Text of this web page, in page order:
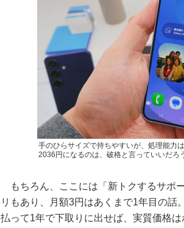
手のひらサイズで持ちやすいが、処理能力
2036円になるのは、破格と言っていいだろ
もちろん、ここには「新トクするサポ
リもあり、月額3円はあくまで1年目の話
払って1年で下取りに出せば、実質価格